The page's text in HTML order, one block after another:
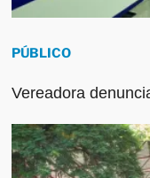
PÚBLICO
Vereadora